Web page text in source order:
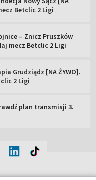
Betclic 2 Ligi
– Znicz Pruszków
mecz Betclic 2 Ligi
Grudziądz [NA ŻYWO].
2 Ligi
plan transmisji 3.